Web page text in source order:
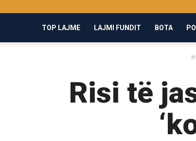
TOP LAJME LAJMI FUNDIT BOTA
Risi të